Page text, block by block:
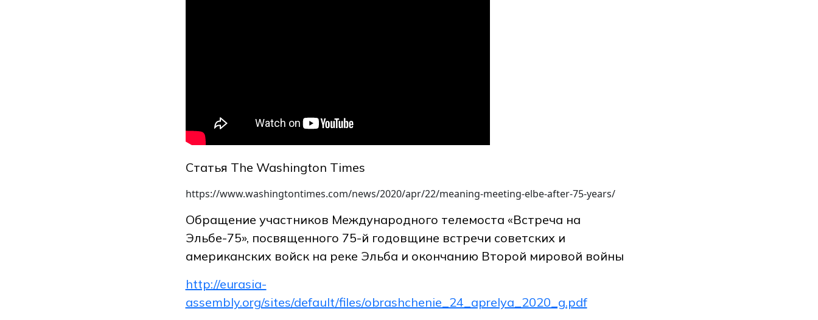
Статья The Washington Times
https://www.washingtontimes.com/news/2020/apr/22/meaning-meeting-elbe-after-75-years/
Обращение участников Международного телемоста «Встреча на
Эльбе-75», посвященного 75-й годовщине встречи советских и
американских войск на реке Эльба и окончанию Второй мировой войны
http://eurasia-
assembly.org/sites/default/files/obrashchenie_24_aprelya_2020_g.pdf